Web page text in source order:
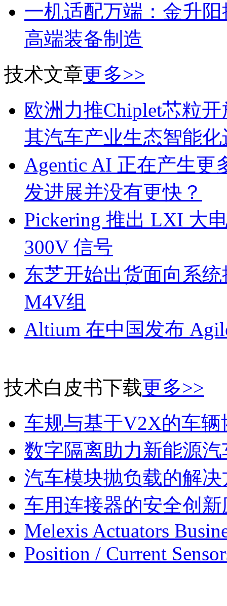
一机适配万端：金升
高端装备制造
技术文章更多>>
欧洲力推Chiplet芯粒
其汽车产业生态智能化
Agentic AI 正在产生更
发进展并没有更快？
Pickering 推出 LXI 大
300V 信号
东芝开始出货面向系
M4V组
Altium 在中国发布
技术白皮书下载更多>>
车规与基于V2X的车
数字隔离助力新能源
汽车模块抛负载的解决
车用连接器的安全创新
Melexis Actuators
Position / Current